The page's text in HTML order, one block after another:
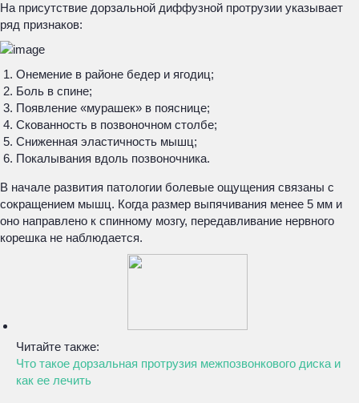
На присутствие дорзальной диффузной протрузии указывает
ряд признаков:
Онемение в районе бедер и ягодиц;
Боль в спине;
Появление «мурашек» в пояснице;
Скованность в позвоночном столбе;
Сниженная эластичность мышц;
Покалывания вдоль позвоночника.
В начале развития патологии болевые ощущения связаны с
сокращением мышц. Когда размер выпячивания менее 5 мм и
оно направлено к спинному мозгу, передавливание нервного
корешка не наблюдается.
Читайте также:
Что такое дорзальная протрузия межпозвонкового диска и
как ее лечить